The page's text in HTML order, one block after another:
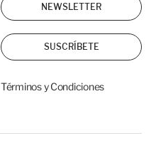
NEWSLETTER
SUSCRÍBETE
Términos y Condiciones